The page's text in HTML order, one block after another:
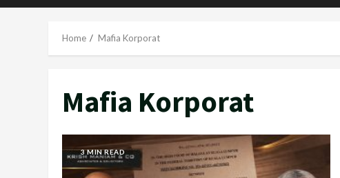
Home Mafia Korporat
Mafia Korporat
3 MIN READ